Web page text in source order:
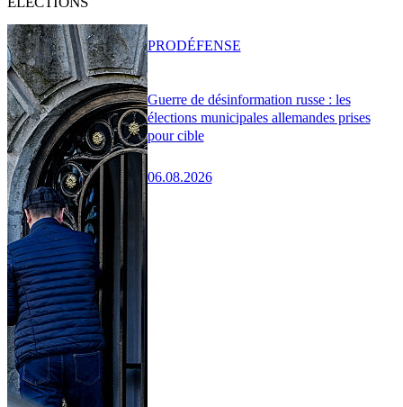
Guerre de désinformation russe : les
élections municipales allemandes prises
pour cible
06.08.2026
PRODÉFENSE